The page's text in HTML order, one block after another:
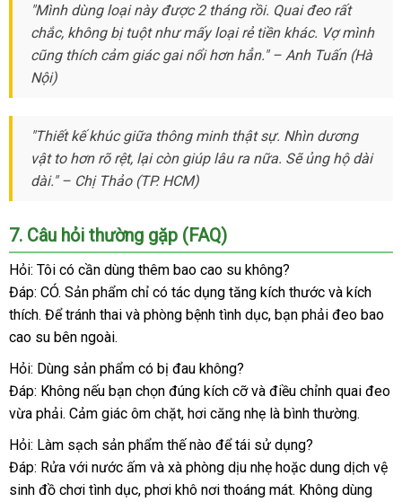
"Mình dùng loại này được 2 tháng rồi. Quai đeo rất
chắc, không bị tuột như mấy loại rẻ tiền khác. Vợ mình
cũng thích cảm giác gai nổi hơn hẳn."– Anh Tuấn (Hà
Nội)
"Thiết kế khúc giữa thông minh thật sự. Nhìn dương
vật to hơn rõ rệt, lại còn giúp lâu ra nữa. Sẽ ủng hộ dài
dài."– Chị Thảo (TP. HCM)
7. Câu hỏi thường gặp (FAQ)
Hỏi: Tôi có cần dùng thêm bao cao su không?
Đáp: CÓ. Sản phẩm chỉ có tác dụng tăng kích thước và kích
thích. Để tránh thai và phòng bệnh tình dục, bạn phải đeo bao
cao su bên ngoài.
Hỏi: Dùng sản phẩm có bị đau không?
Đáp: Không nếu bạn chọn đúng kích cỡ và điều chỉnh quai đeo
vừa phải. Cảm giác ôm chặt, hơi căng nhẹ là bình thường.
Hỏi: Làm sạch sản phẩm thế nào để tái sử dụng?
Đáp: Rửa với nước ấm và xà phòng dịu nhẹ hoặc dung dịch vệ
sinh đồ chơi tình dục, phơi khô nơi thoáng mát. Không dùng